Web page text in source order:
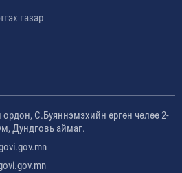
газар
С.Буяннэмэхийн өргөн чөлөө 2-
Дундговь аймаг.